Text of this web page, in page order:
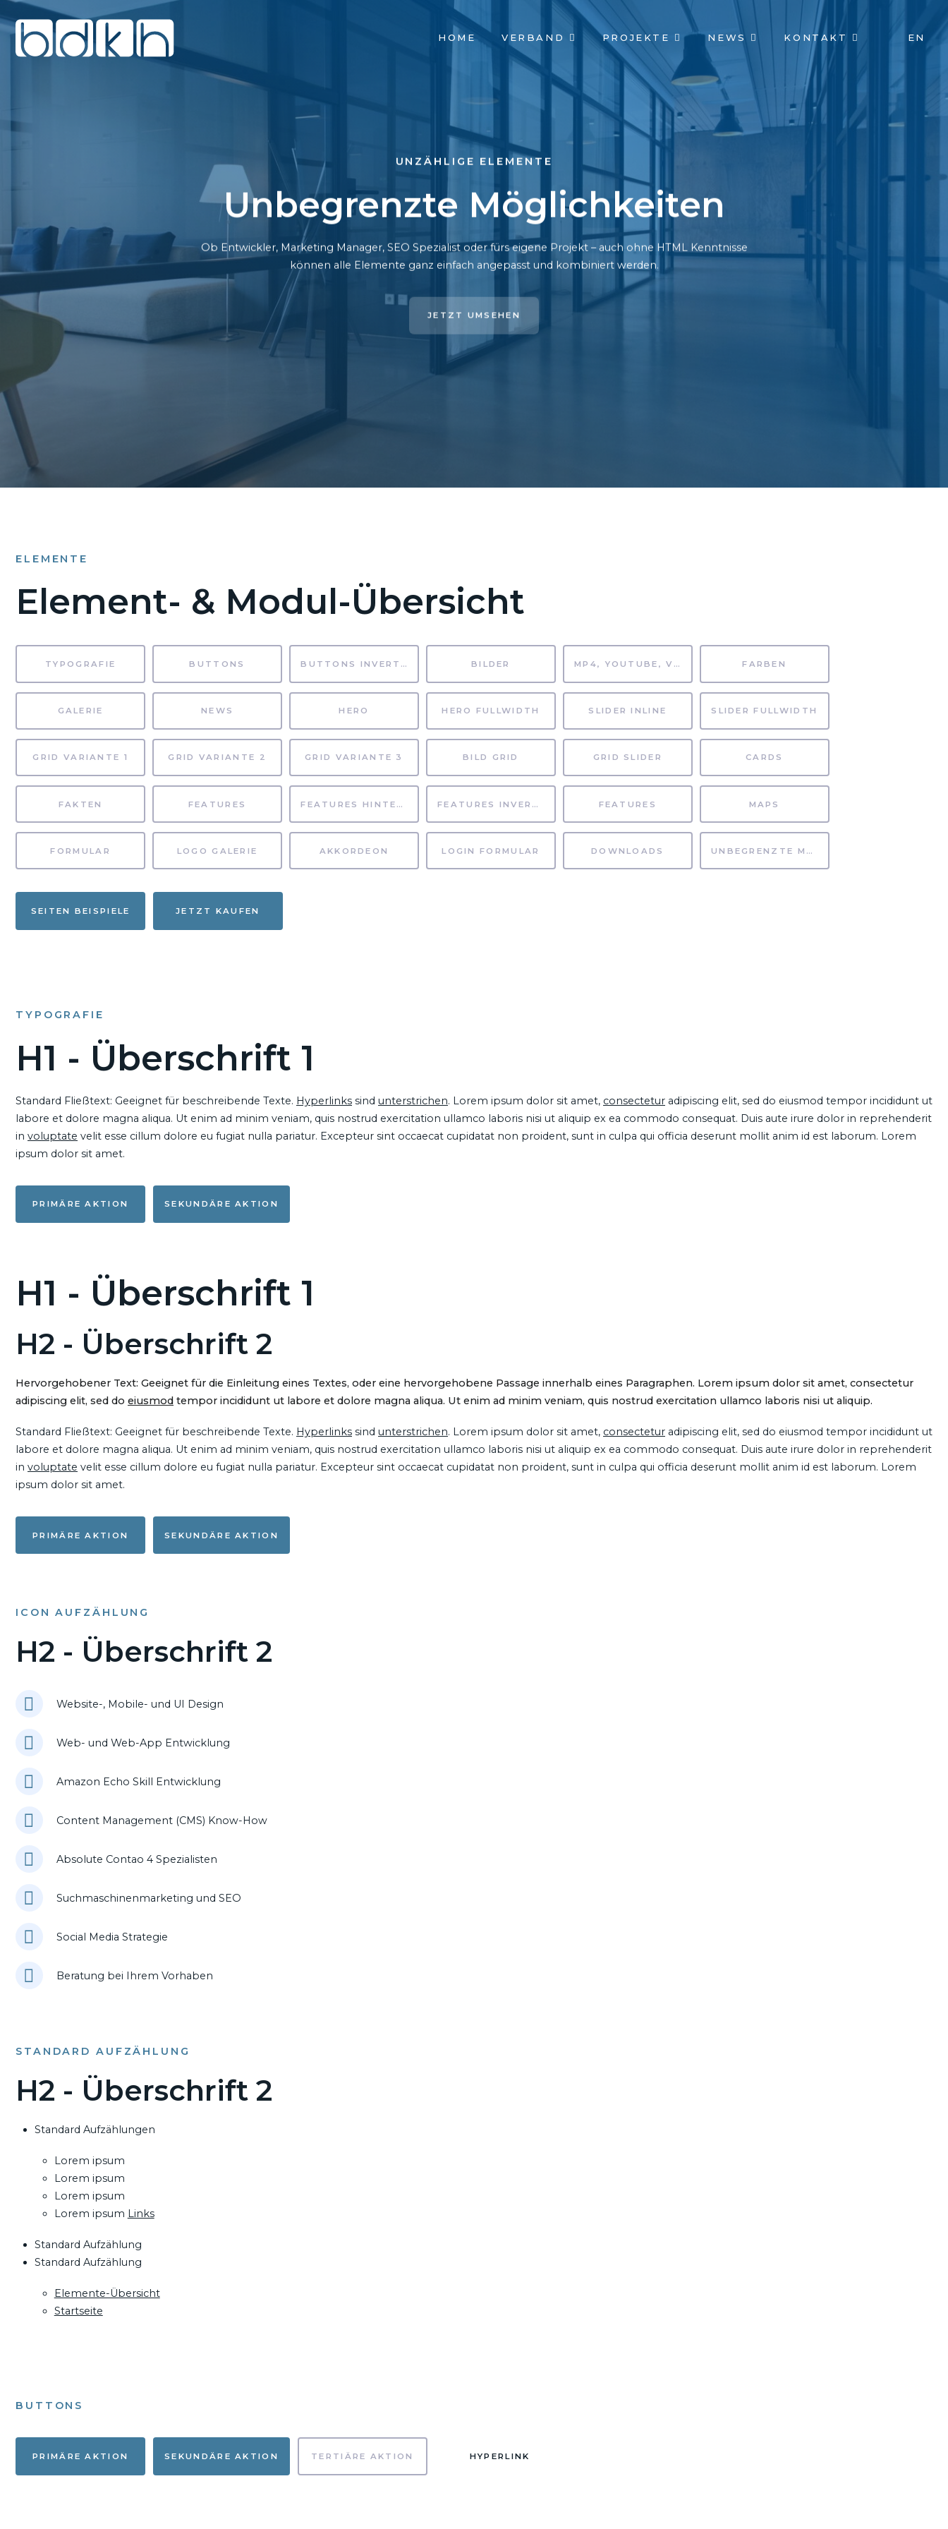
NAVIGATION
ÜBERSPRINGEN
HOME VERBAND PROJEKTE NEWS KONTAKT EN
UNZÄHLIGE ELEMENTE
Unbegrenzte Möglichkeiten
Ob Entwickler, Marketing Manager, SEO Spezialist oder fürs eigene Projekt – auch ohne HTML Kenntnisse
können alle Elemente ganz einfach angepasst und kombiniert werden.
JETZT UMSEHEN
ELEMENTE
Element- & Modul-Übersicht
TYPOGRAFIE BUTTONS BUTTONS INVERTIERT BILDER MP4, YOUTUBE, VIMEO FARBEN
GALERIE NEWS HERO HERO FULLWIDTH SLIDER INLINE SLIDER FULLWIDTH
GRID VARIANTE 1 GRID VARIANTE 2 GRID VARIANTE 3 BILD GRID GRID SLIDER CARDS
FAKTEN FEATURES FEATURES HINTERGRUND FEATURES INVERTIERT FEATURES MAPS
FORMULAR LOGO GALERIE AKKORDEON LOGIN FORMULAR DOWNLOADS UNBEGRENZTE MÖGLICHKEITEN
SEITEN BEISPIELE JETZT KAUFEN
TYPOGRAFIE
H1 - Überschrift 1
Standard Fließtext: Geeignet für beschreibende Texte. Hyperlinks sind unterstrichen. Lorem ipsum dolor sit amet, consectetur adipiscing elit, sed do eiusmod tempor incididunt ut
labore et dolore magna aliqua. Ut enim ad minim veniam, quis nostrud exercitation ullamco laboris nisi ut aliquip ex ea commodo consequat. Duis aute irure dolor in reprehenderit
in voluptate velit esse cillum dolore eu fugiat nulla pariatur. Excepteur sint occaecat cupidatat non proident, sunt in culpa qui officia deserunt mollit anim id est laborum. Lorem
ipsum dolor sit amet.
PRIMÄRE AKTION SEKUNDÄRE AKTION
H1 - Überschrift 1
H2 - Überschrift 2
Hervorgehobener Text: Geeignet für die Einleitung eines Textes, oder eine hervorgehobene Passage innerhalb eines Paragraphen. Lorem ipsum dolor sit amet, consectetur
adipiscing elit, sed do eiusmod tempor incididunt ut labore et dolore magna aliqua. Ut enim ad minim veniam, quis nostrud exercitation ullamco laboris nisi ut aliquip.
Standard Fließtext: Geeignet für beschreibende Texte. Hyperlinks sind unterstrichen. Lorem ipsum dolor sit amet, consectetur adipiscing elit, sed do eiusmod tempor incididunt ut
labore et dolore magna aliqua. Ut enim ad minim veniam, quis nostrud exercitation ullamco laboris nisi ut aliquip ex ea commodo consequat. Duis aute irure dolor in reprehenderit
in voluptate velit esse cillum dolore eu fugiat nulla pariatur. Excepteur sint occaecat cupidatat non proident, sunt in culpa qui officia deserunt mollit anim id est laborum. Lorem
ipsum dolor sit amet.
PRIMÄRE AKTION SEKUNDÄRE AKTION
ICON AUFZÄHLUNG
H2 - Überschrift 2
Website-, Mobile- und UI Design
Web- und Web-App Entwicklung
Amazon Echo Skill Entwicklung
Content Management (CMS) Know-How
Absolute Contao 4 Spezialisten
Suchmaschinenmarketing und SEO
Social Media Strategie
Beratung bei Ihrem Vorhaben
STANDARD AUFZÄHLUNG
H2 - Überschrift 2
Standard Aufzählungen
Lorem ipsum
Lorem ipsum
Lorem ipsum
Lorem ipsum Links
Standard Aufzählung
Standard Aufzählung
Elemente-Übersicht
Startseite
BUTTONS
PRIMÄRE AKTION SEKUNDÄRE AKTION TERTIÄRE AKTION HYPERLINK